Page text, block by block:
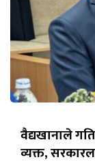
वैद्यखानाले
व्यक्त,